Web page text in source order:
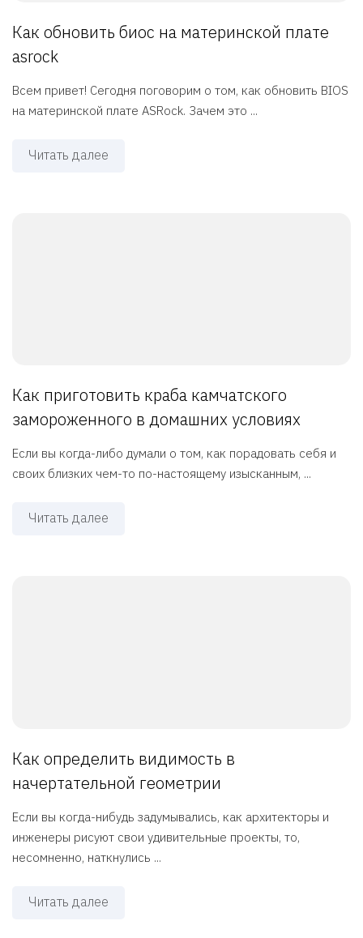
Как обновить биос на материнской плате
asrock
Всем привет! Сегодня поговорим о том, как обновить BIOS
на материнской плате ASRock. Зачем это ...
Читать далее
Как приготовить краба камчатского
замороженного в домашних условиях
Если вы когда-либо думали о том, как порадовать себя и
своих близких чем-то по-настоящему изысканным, ...
Читать далее
Как определить видимость в
начертательной геометрии
Если вы когда-нибудь задумывались, как архитекторы и
инженеры рисуют свои удивительные проекты, то,
несомненно, наткнулись ...
Читать далее